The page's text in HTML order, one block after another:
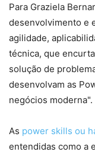
Para Graziela
desenvolvimento e
agilidade,
técnica, que
solução de
desenvolvam as
negócios moderna".
As power skills ou
entendidas como a